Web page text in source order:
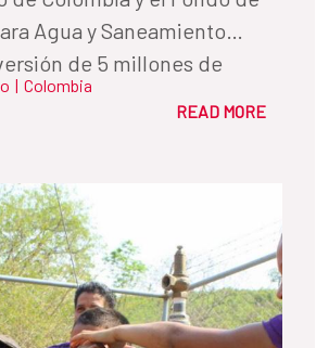
Agua y Saneamiento
de 5 millones de
| Colombia
READ MORE